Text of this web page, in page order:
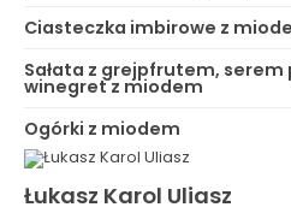
Ciasteczka imbirowe z
Sałata z grejpfrutem,
winegret z miodem
Ogórki z miodem
Łukasz Karol Uliasz